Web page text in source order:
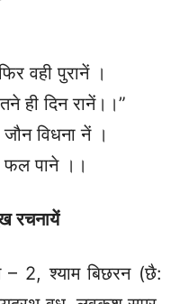
वही पुरानें ।
ही दिन रानें।।”
विधना नें ।
फल पाने ।।
रचनायें
– 2, श्याम बिछरन (छै: